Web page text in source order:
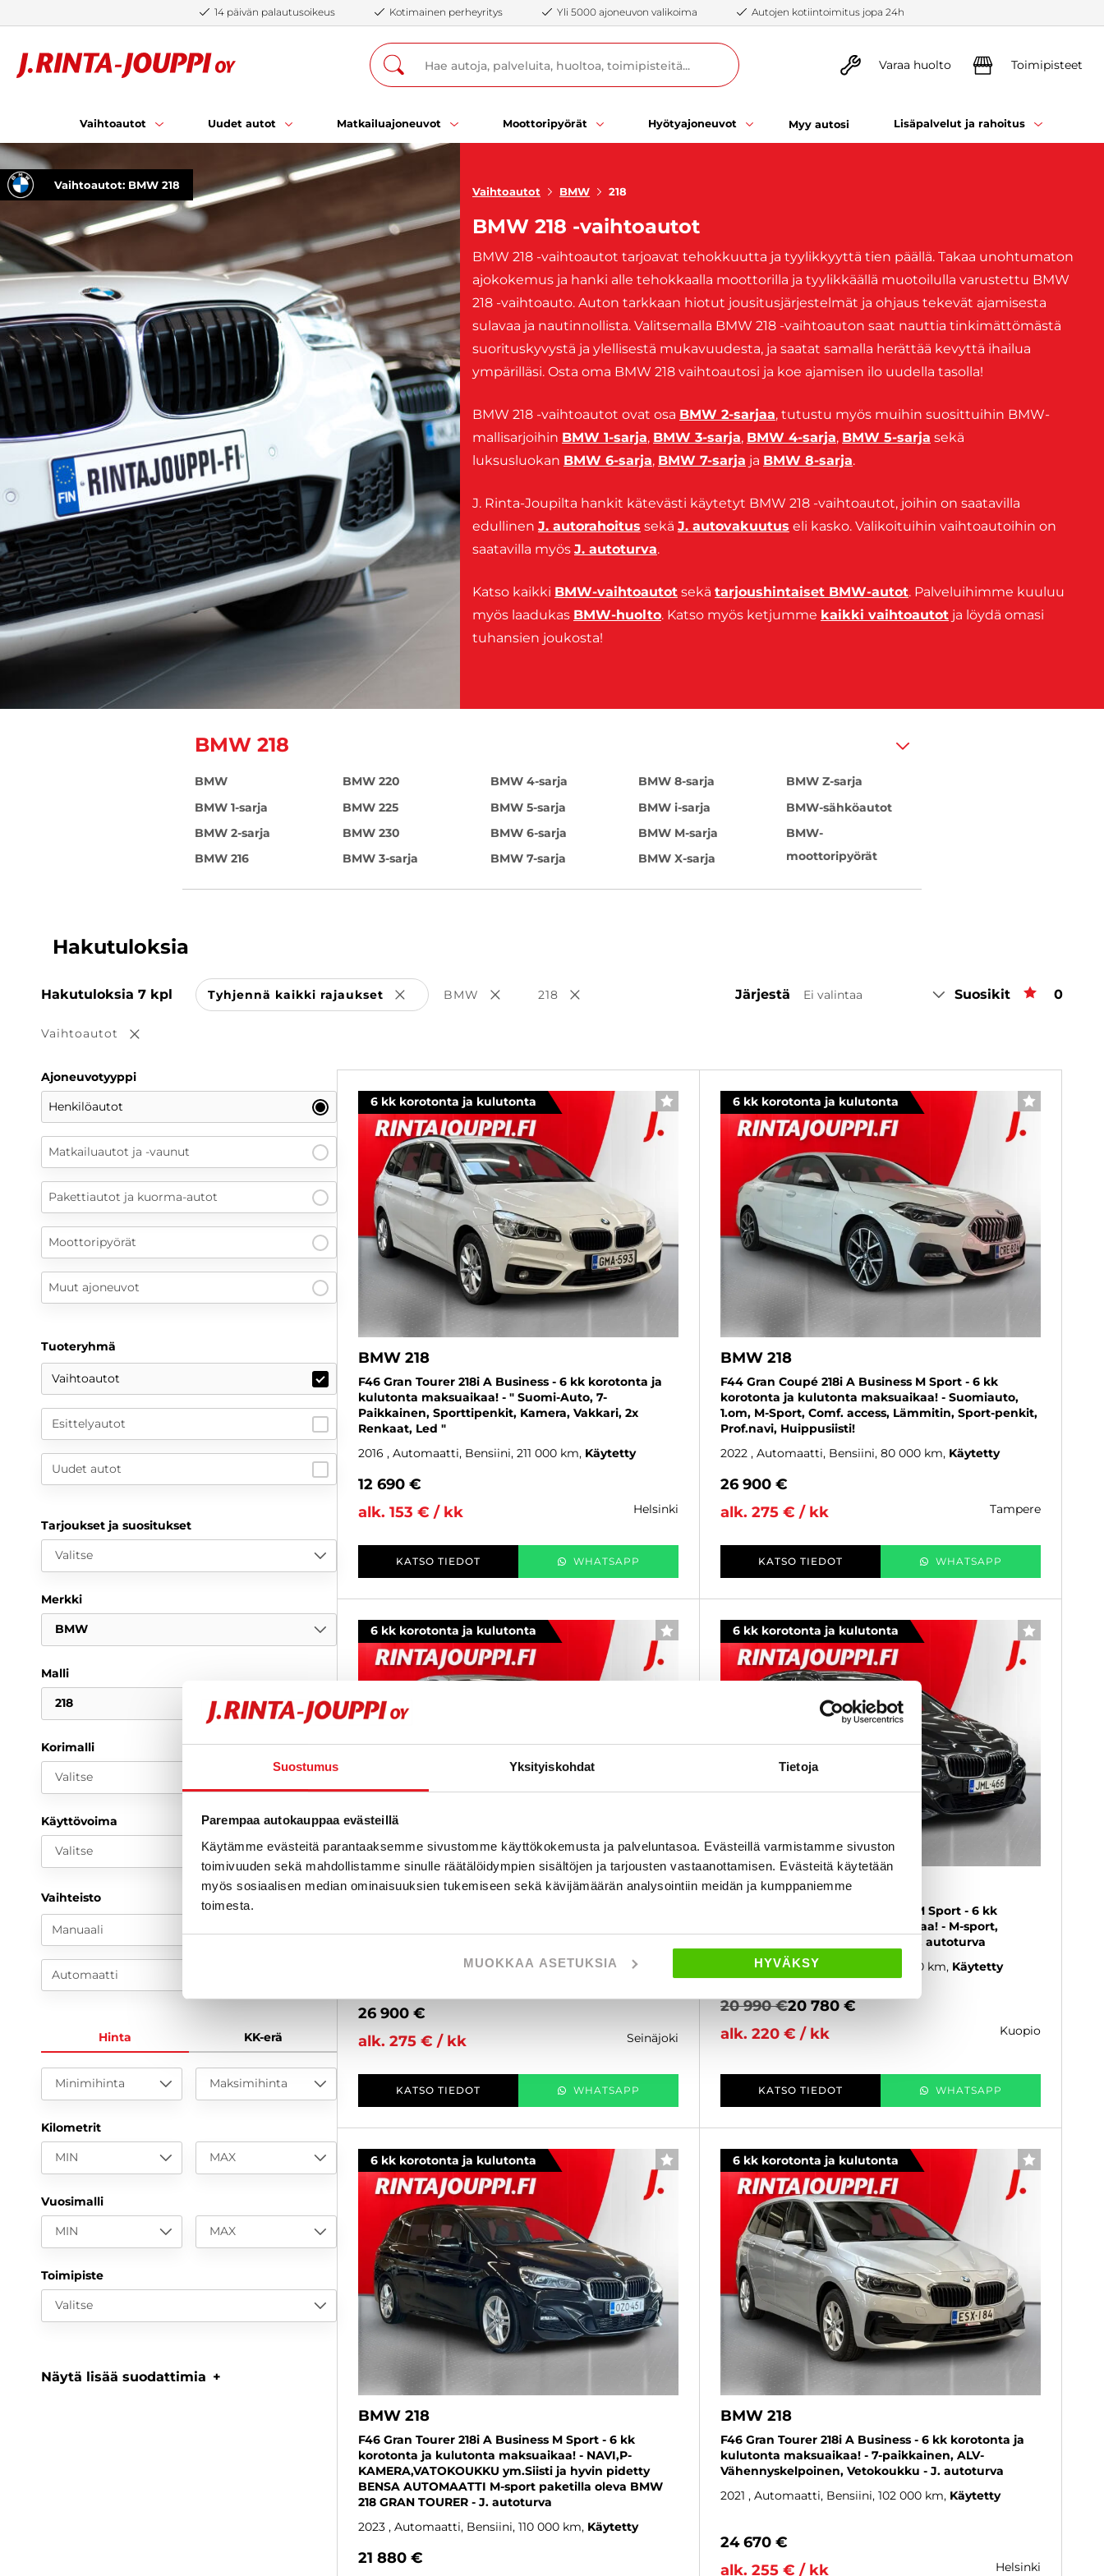
Suostumus Yksityiskohdat Tietoja
Parempaa autokauppaa evästeillä
Käytämme evästeitä parantaaksemme sivustomme käyttökokemusta ja palveluntasoa. Evästeillä varmistamme sivuston
toimivuuden sekä mahdollistamme sinulle räätälöidympien sisältöjen ja tarjousten vastaanottamisen. Evästeitä käytetään
myös sosiaalisen median ominaisuuksien tukemiseen sekä kävijämäärän analysointiin meidän ja kumppaniemme
toimesta.
MUOKKAA ASETUKSIA HYVÄKSY
14 päivän palautusoikeus Kotimainen perheyritys Yli 5000 ajoneuvon valikoima Autojen kotiintoimitus jopa 24h
Varaa huolto Toimipisteet
Vaihtoautot Uudet autot Matkailuajoneuvot Moottoripyörät Hyötyajoneuvot Myy autosi Lisäpalvelut ja rahoitus
Vaihtoautot: BMW 218
Vaihtoautot BMW 218
BMW 218 -vaihtoautot
BMW 218 -vaihtoautot tarjoavat tehokkuutta ja tyylikkyyttä tien päällä. Takaa unohtumaton
ajokokemus ja hanki alle tehokkaalla moottorilla ja tyylikkäällä muotoilulla varustettu BMW
218 -vaihtoauto. Auton tarkkaan hiotut jousitusjärjestelmät ja ohjaus tekevät ajamisesta
sulavaa ja nautinnollista. Valitsemalla BMW 218 -vaihtoauton saat nauttia tinkimättömästä
suorituskyvystä ja ylellisestä mukavuudesta, ja saatat samalla herättää kevyttä ihailua
ympärilläsi. Osta oma BMW 218 vaihtoautosi ja koe ajamisen ilo uudella tasolla!
BMW 218 -vaihtoautot ovat osa BMW 2-sarjaa, tutustu myös muihin suosittuihin BMW-
mallisarjoihin BMW 1-sarja, BMW 3-sarja, BMW 4-sarja, BMW 5-sarja sekä
luksusluokan BMW 6-sarja, BMW 7-sarja ja BMW 8-sarja.
J. Rinta-Joupilta hankit kätevästi käytetyt BMW 218 -vaihtoautot, joihin on saatavilla
edullinen J. autorahoitus sekä J. autovakuutus eli kasko. Valikoituihin vaihtoautoihin on
saatavilla myös J. autoturva.
Katso kaikki BMW-vaihtoautot sekä tarjoushintaiset BMW-autot. Palveluihimme kuuluu
myös laadukas BMW-huolto. Katso myös ketjumme kaikki vaihtoautot ja löydä omasi
tuhansien joukosta!
BMW 218
BMW
BMW 1-sarja
BMW 2-sarja
BMW 216
BMW 220
BMW 225
BMW 230
BMW 3-sarja
BMW 4-sarja
BMW 5-sarja
BMW 6-sarja
BMW 7-sarja
BMW 8-sarja
BMW i-sarja
BMW M-sarja
BMW X-sarja
BMW Z-sarja
BMW-sähköautot
BMW-
moottoripyörät
Hakutuloksia
Hakutuloksia 7 kpl Tyhjennä kaikki rajaukset Poista valinta
BMW Poista valinta
218 Poista valinta
Vaihtoautot Poista valinta
Järjestä Ei valintaa Suosikit 0
Ajoneuvotyyppi
Henkilöautot
Matkailuautot ja -vaunut
Pakettiautot ja kuorma-autot
Moottoripyörät
Muut ajoneuvot
Tuoteryhmä
Vaihtoautot
Esittelyautot
Uudet autot
Tarjoukset ja suositukset
Valitse
Merkki
BMW
Malli
218
Korimalli
Valitse
Käyttövoima
Valitse
Vaihteisto
Manuaali
Automaatti
Hinta KK-erä
Minimihinta Maksimihinta
Kilometrit
MIN MAX
Vuosimalli
MIN MAX
Toimipiste
Valitse
Näytä lisää suodattimia
6 kk korotonta ja kulutonta SUOSIKKI
BMW 218
F46 Gran Tourer 218i A Business - 6 kk korotonta ja
kulutonta maksuaikaa! - " Suomi-Auto, 7-
Paikkainen, Sporttipenkit, Kamera, Vakkari, 2x
Renkaat, Led "
2016 , Automaatti, Bensiini, 211 000 km Käytetty
12 690 €
alk. 153 € / kk
helsinki
KATSO TIEDOT WHATSAPP
6 kk korotonta ja kulutonta SUOSIKKI
BMW 218
F44 Gran Coupé 218i A Business M Sport - 6 kk
korotonta ja kulutonta maksuaikaa! - Suomiauto,
1.om, M-Sport, Comf. access, Lämmitin, Sport-penkit,
Prof.navi, Huippusiisti!
2022 , Automaatti, Bensiini, 80 000 km Käytetty
26 900 €
alk. 275 € / kk
tampere
KATSO TIEDOT WHATSAPP
6 kk korotonta ja kulutonta SUOSIKKI
BMW 218
YKSITYISKOHDILLA! - J. autoturva
26 900 €
alk. 275 € / kk
seinäjoki
KATSO TIEDOT WHATSAPP
6 kk korotonta ja kulutonta SUOSIKKI
BMW 218
F46 Gran Tourer 218i A Business M Sport - 6 kk
korotonta ja kulutonta maksuaikaa! - M-sport,
Vetokoukku, Peruutuskamera - J. autoturva
, Automaatti, Bensiini, 126 000 km Käytetty
20 990 €20 780 €
alk. 220 € / kk
kuopio
KATSO TIEDOT WHATSAPP
6 kk korotonta ja kulutonta SUOSIKKI
BMW 218
F46 Gran Tourer 218i A Business M Sport - 6 kk
korotonta ja kulutonta maksuaikaa! - NAVI,P-
KAMERA,VATOKOUKKU ym.Siisti ja hyvin pidetty
BENSA AUTOMAATTI M-sport paketilla oleva BMW
218 GRAN TOURER - J. autoturva
2023 , Automaatti, Bensiini, 110 000 km Käytetty
21 880 €
6 kk korotonta ja kulutonta SUOSIKKI
BMW 218
F46 Gran Tourer 218i A Business - 6 kk korotonta ja
kulutonta maksuaikaa! - 7-paikkainen, ALV-
Vähennyskelpoinen, Vetokoukku - J. autoturva
2021 , Automaatti, Bensiini, 102 000 km Käytetty
24 670 €
alk. 255 € / kk
helsinki